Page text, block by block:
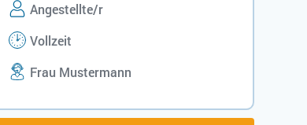
Angestellte/r
Vollzeit
Frau Mustermann